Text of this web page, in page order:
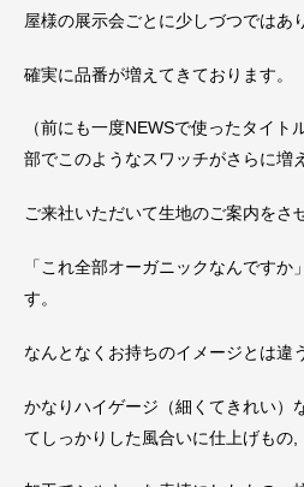
屋様の展示会ごとに少しづつではあ
確実に品番が増えてきております。
（前にも一度NEWSで使ったタイ
部でこのようなスワッチがさらに増
ご来社いただいて生地のご案内をさ
「これ全部オーガニックなんですか
す。
なんとなくお持ちのイメージとは違
かなりハイゲージ（細くてきれい）
てしっかりした風合いに仕上げもの,